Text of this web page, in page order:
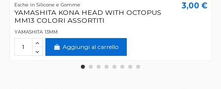
Esche in Silicone e Gomme
YAMASHITA KONA HEAD WITH OCTOPUS
MM13 COLORI ASSORTITI
3,00 €
YAMASHITA 13MM
Aggiungi al carrello